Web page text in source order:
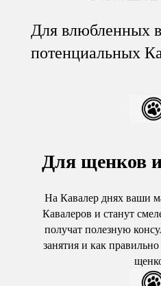
Для влюбленных
потенциальных
Для щенков
На Кавалер днях ваши
Кавалеров и станут
получат полезную
занятия и как